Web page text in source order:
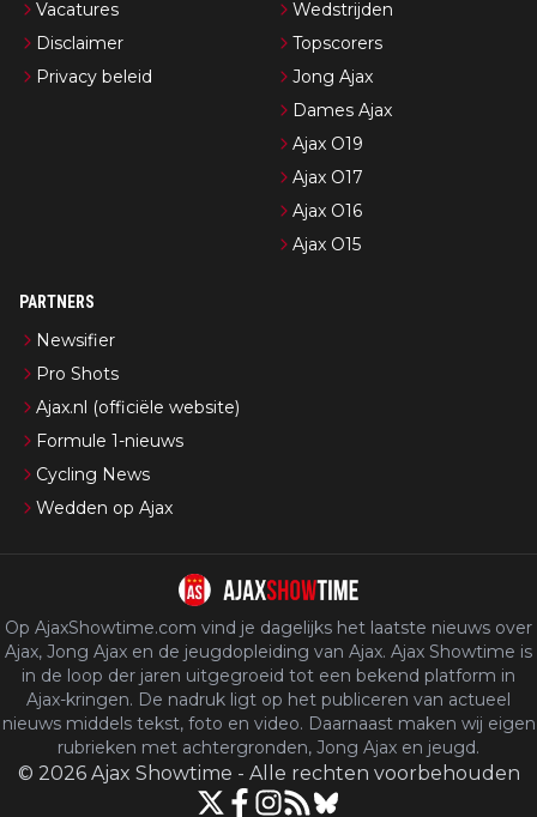
Vacatures
Disclaimer
Privacy beleid
Wedstrijden
Topscorers
Jong Ajax
Dames Ajax
Ajax O19
Ajax O17
Ajax O16
Ajax O15
PARTNERS
Newsifier
Pro Shots
Ajax.nl (officiële website)
Formule 1-nieuws
Cycling News
Wedden op Ajax
Op AjaxShowtime.com vind je dagelijks het laatste nieuws over
Ajax, Jong Ajax en de jeugdopleiding van Ajax. Ajax Showtime is
in de loop der jaren uitgegroeid tot een bekend platform in
Ajax-kringen. De nadruk ligt op het publiceren van actueel
nieuws middels tekst, foto en video. Daarnaast maken wij eigen
rubrieken met achtergronden, Jong Ajax en jeugd.
© 2026 Ajax Showtime - Alle rechten voorbehouden